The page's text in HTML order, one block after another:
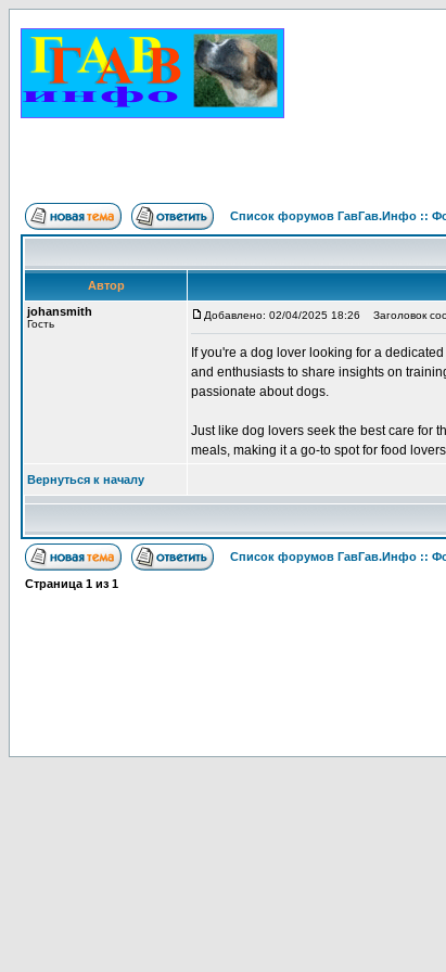
Список форумов ГавГав.Инфо ::
Автор
johansmith
Гость
Добавлено: 02/04/2025 18:26 Заголовок
If you're a dog lover looking for a
and enthusiasts to share insights on
passionate about dogs.
Just like dog lovers seek the best care for
meals, making it a go-to spot for food
Вернуться к началу
Список форумов ГавГав.Инфо ::
Страница 1 из 1